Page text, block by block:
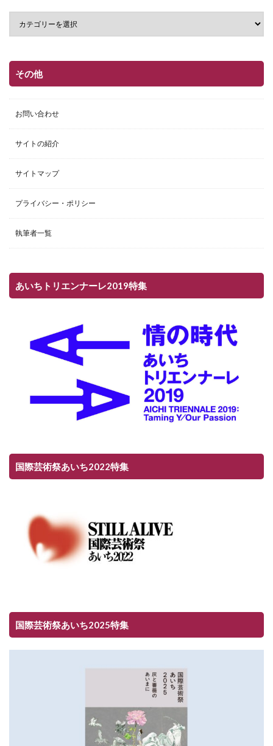
その他
お問い合わせ
サイトの紹介
サイトマップ
プライバシー・ポリシー
執筆者一覧
あいちトリエンナーレ2019特集
国際芸術祭あいち2022特集
国際芸術祭あいち2025特集